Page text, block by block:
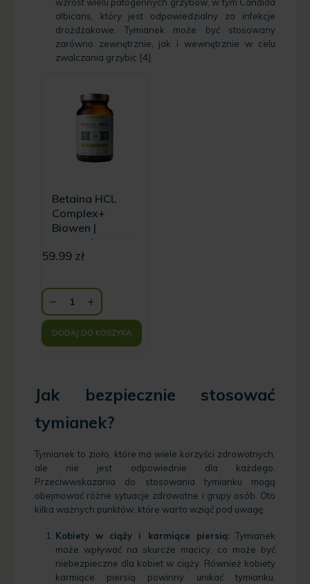
albicans, który jest odpowiedzialny za infekcje
drożdżakowe. Tymianek może być stosowany
zarówno zewnętrznie, jak i wewnętrznie w celu
zwalczania grzybic [4].
Betaina HCL
Complex+
Biowen |
wsparcie
układu
kapsułek
59.99 zł
DODAJ DO KOSZYKA
Jak bezpiecznie stosować
tymianek?
Tymianek to zioło, które ma wiele korzyści zdrowotnych,
ale nie jest odpowiednie dla każdego.
Przeciwwskazania do stosowania tymianku mogą
obejmować różne sytuacje zdrowotne i grupy osób. Oto
kilka ważnych punktów, które warto wziąć pod uwagę:
Kobiety w ciąży i karmiące piersią:Tymianek
może wpływać na skurcze macicy, co może być
niebezpieczne dla kobiet w ciąży. Również kobiety
karmiące piersią powinny unikać tymianku,